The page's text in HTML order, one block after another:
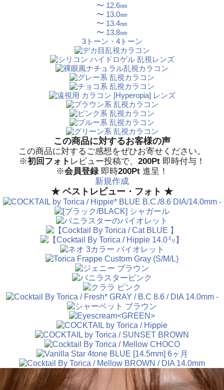
〜 12.6㎜
〜 13.0㎜
〜 13.4㎜
〜 13.8㎜
3トーン・4トーン
この商品に対するお客様の声
この商品に対するご感想をぜひお寄せください。
※初回フォト レビュー投稿で、 200Pt 即時付与！
※会員登録即時200Pt 進呈！
新規作成
★ ベストレビュー・フォト ★